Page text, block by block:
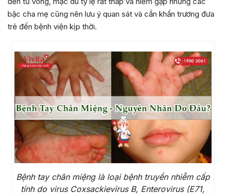
bậc cha mẹ cũng nên lưu ý quan sát và cần khẩn trương đưa
trẻ đến bệnh viện kịp thời.
Bệnh tay chân miệng là loại bệnh truyền nhiễm cấp
tính do virus Coxsackievirus B, Enterovirus (E71,